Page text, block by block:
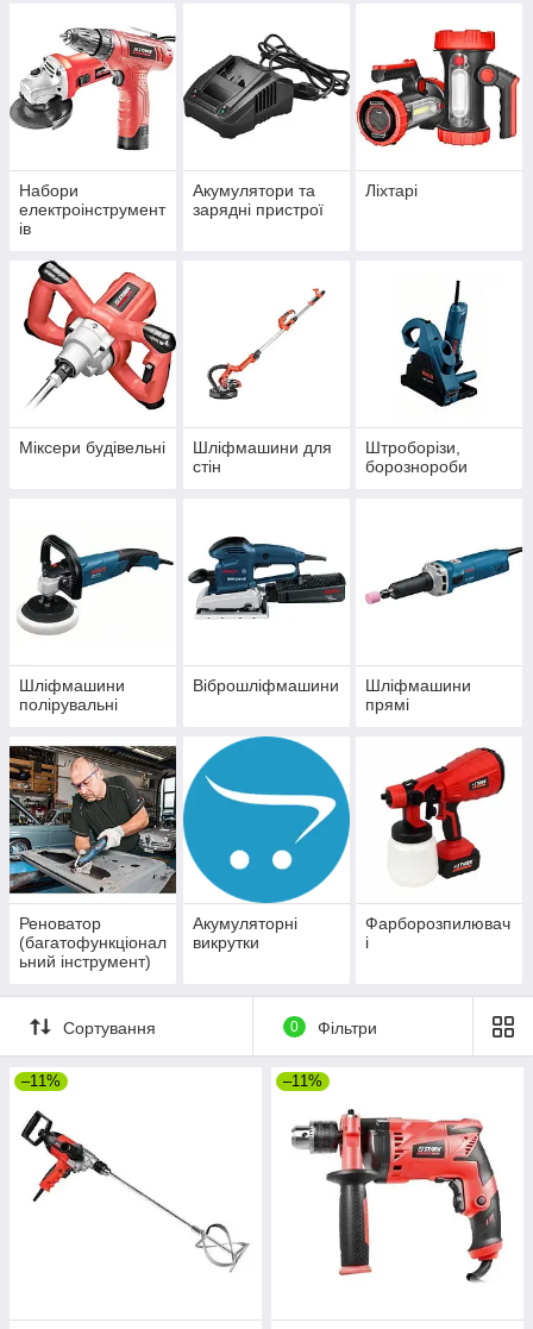
Набори
електроінструмент
ів
Акумулятори та
зарядні пристрої
Ліхтарі
Міксери будівельні
Шліфмашини для
стін
Штроборізи,
борознороби
Шліфмашини
полірувальні
Віброшліфмашини
Шліфмашини
прямі
Реноватор
(багатофункціонал
ьний інструмент)
Акумуляторні
викрутки
Фарборозпилювач
і
Сортування 0 Фільтри
–11% –11%